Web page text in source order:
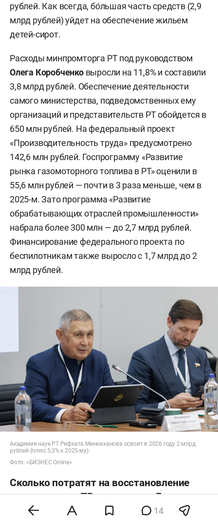
рублей. Как всегда, бо́льшая часть средств (2,9
млрд рублей) уйдет на обеспечение жильем
детей-сирот.
Расходы минпромторга РТ под руководством
Олега Коробченко выросли на 11,8% и составили
3,8 млрд рублей. Обеспечение деятельности
самого министерства, подведомственных ему
организаций и представительств РТ обойдется в
650 млн рублей. На федеральный проект
«Производительность труда» предусмотрено
142,6 млн рублей. Госпрограмму «Развитие
рынка газомоторного топлива в РТ» оценили в
55,6 млн рублей — почти в 3 раза меньше, чем в
2025-м. Зато программа «Развитие
обрабатывающих отраслей промышленности»
набрала более 300 млн — до 2,7 млрд рублей.
Финансирование федерального проекта по
беспилотникам также выросло с 1,7 млрд до 2
млрд рублей.
Академия наук РТ Рифката Минниханова освоит в 2026 году 2 млрд
рублей (плюс 5,3% к 2025-му)
Фото: «БИЗНЕС Online»
Сколько потратят на восстановление
лесов, радио и ТВ и депутатов Госдумы
Бюджет министерства по делам гражданской
14